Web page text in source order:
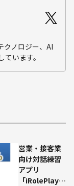
クノロジー、AI
います。
営業・接客業
向け対話練習
アプリ
「iRolePlay」